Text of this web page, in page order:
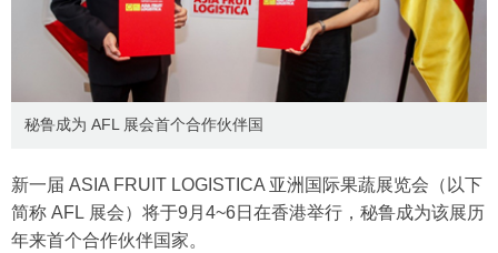
秘鲁成为 AFL 展会首个合作伙伴国
新一届 ASIA FRUIT LOGISTICA 亚洲国际果蔬展览会（以下
简称 AFL 展会）将于9月4~6日在香港举行，秘鲁成为该展历
年来首个合作伙伴国家。